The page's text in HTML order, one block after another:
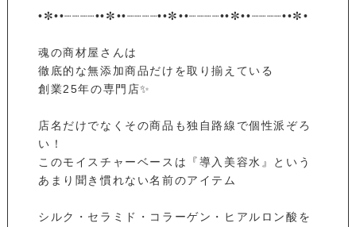
•✼••┈┈┈┈••✼••┈┈┈┈••✼••┈┈┈┈••✼••┈┈┈┈••✼•
魂の商材屋さんは
徹底的な無添加商品だけを取り揃えている
創業25年の専門店✨
店名だけでなくその商品も独自路線で個性派ぞろ
い！
このモイスチャーベースは『導入美容水』という
あまり聞き慣れない名前のアイテム
シルク・セラミド・コラーゲン・ヒアルロン酸を